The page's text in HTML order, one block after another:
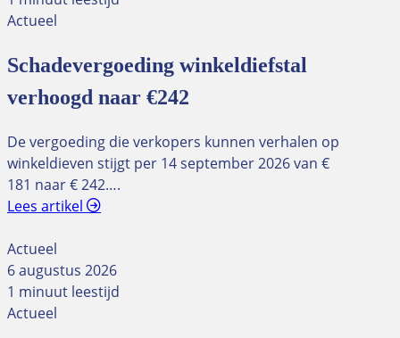
Actueel
Schadevergoeding winkeldiefstal
verhoogd naar €242
De vergoeding die verkopers kunnen verhalen op
winkeldieven stijgt per 14 september 2026 van €
181 naar € 242….
Lees artikel
Actueel
6 augustus 2026
1 minuut leestijd
Actueel